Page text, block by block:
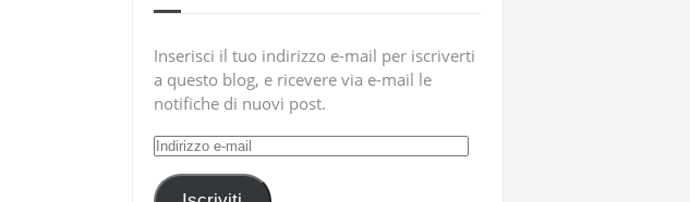
Inserisci il tuo indirizzo e-mail per iscriverti
a questo blog, e ricevere via e-mail le
notifiche di nuovi post.
Indirizzo
mail